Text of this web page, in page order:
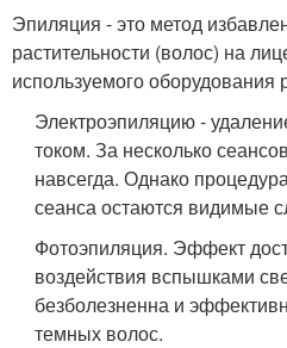
Эпиляция - это метод
растительности (волос) на
используемого оборудования
Электроэпиляцию -
током. За несколько
навсегда. Однако
сеанса остаются видимые
Фотоэпиляция. Эффект
воздействия вспышками
безболезненна и
темных волос.